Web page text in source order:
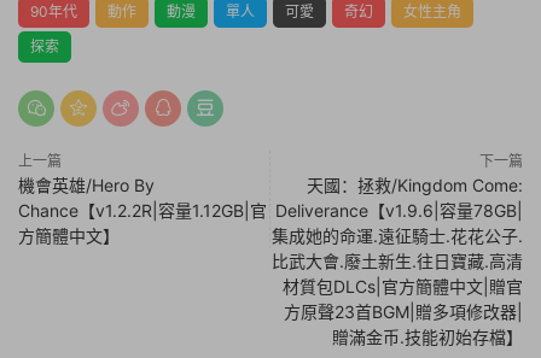
90年代 動作 動漫 單人 可愛 奇幻
女性主角
探索
上一篇
機會英雄/Hero By
Chance【v1.2.2R|容量1.12GB|官
方簡體中文】
下一篇
天國：拯救/Kingdom Come:
Deliverance【v1.9.6|容量78GB|
集成她的命運.遠征騎士.花花公子.
比武大會.廢土新生.往日寶藏.高清
材質包DLCs|官方簡體中文|贈官
方原聲23首BGM|贈多項修改器|
贈滿金币.技能初始存檔】